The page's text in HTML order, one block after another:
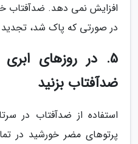
افزایش نمی دهد. ضدآفتاب
در صورتی که پاک شد، تجدید
5. در روزهای
ضدآفتاب بزنید
استفاده از ضدآفتاب در
پرتوهای مضر خورشید در